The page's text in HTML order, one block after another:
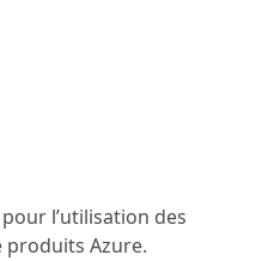
l’utilisation des
Azure.